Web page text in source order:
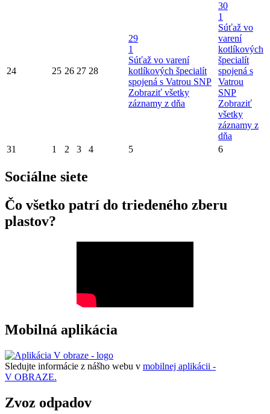
24 25 26 27 28
29
1
Súťaž vo varení
kotlíkových špecialít
spojená s Vatrou SNP
Zobraziť všetky
záznamy z dňa
30
1
Súťaž vo
varení
kotlíkových
špecialít
spojená s
Vatrou
SNP
Zobraziť
všetky
záznamy z
dňa
31
1 2 3 4 5 6
Sociálne siete
Čo všetko patrí do triedeného zberu
plastov?
Mobilná aplikácia
Sledujte informácie z nášho webu v mobilnej aplikácii -
V OBRAZE.
Zvoz odpadov